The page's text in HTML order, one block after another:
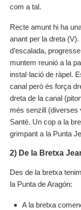
com a tal.
Recte amunt hi ha
anant per la dreta
d’escalada,
muntem reunió a la
instal·lació de ràpel.
canal però és força
dreta de la canal
més senzill (diverses
Santé. Un cop a la
grimpant a la Punta
2) De la Bretxa
Des de la bretxa
la Punta de Aragón:
A la bretxa